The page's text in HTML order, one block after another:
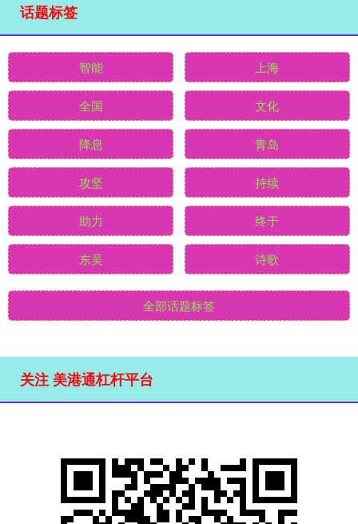
话题标签
智能 上海
全国 文化
降息 青岛
攻坚 持续
助力 终于
东吴 诗歌
全部话题标签
关注 美港通杠杆平台